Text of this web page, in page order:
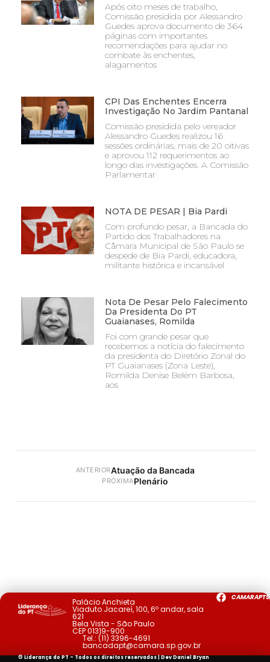
Após oito meses de trabalho,
Comissão presidida por Alessandro
Guedes aprova documento de 364
páginas com importantes
recomendações para ajudar no
combate às enchentes,
alagamentos
CPI Das Enchentes Encerra
Investigação No Jardim Pantanal
Comissão presidida pelo vereador
Alessandro Guedes realizou 16
sessões ordinárias, mais de 20 oitivas
e aprovou 112 requerimentos ao
longo das investigações. A Comissão
Parlamentar
NOTA DE PESAR | Bia Pardi
Com profundo pesar, a Bancada do
Partido dos Trabalhadores na
Câmara Municipal de São Paulo se
despede de Bia Pardi, educadora,
militante histórica e incansável
Nota De Pesar Pelo Falecimento
Da Presidenta Do PT
Guaianases, Romilda
Foi com grande pesar que
recebemos a notícia do falecimento
da presidenta do Diretório Zonal do
PT Guaianases (Zona Leste),
Romilda Denise Belém Barbosa,
aos
ANTERIORAtuação da Bancada
PRÓXIMAPlenário
Palácio Anchieta
Viaduto Jacareí, 100, 6º andar, sala
621
Bela Vista - São Paulo
CEP 01319-900
Tel.: (11) 3396-4691
bancadapt@camara.sp.gov.br
© Liderança do PT - Todos os direitos reservados | DevDaniel Bryan